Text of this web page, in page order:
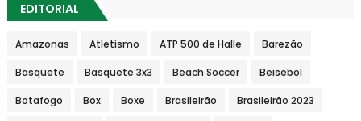
EDITORIAL
Amazonas Atletismo ATP 500 de Halle Barezão
Basquete Basquete 3x3 Beach Soccer Beisebol
Botafogo Box Boxe Brasileirão Brasileirão 2023